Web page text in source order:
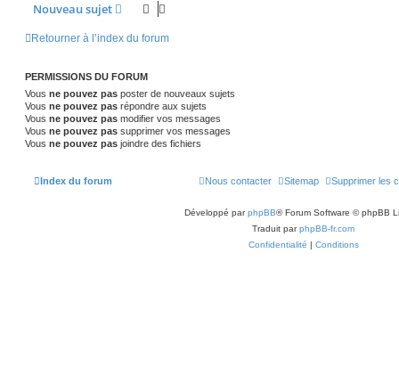
Nouveau sujet
Retourner à l’index du forum
PERMISSIONS DU FORUM
Vous ne pouvez pas poster de nouveaux sujets
Vous ne pouvez pas répondre aux sujets
Vous ne pouvez pas modifier vos messages
Vous ne pouvez pas supprimer vos messages
Vous ne pouvez pas joindre des fichiers
Index du forum Supprimer les
Sitemap
Nous contacter
Développé parphpBB® Forum Software © phpBB
Traduit parphpBB-fr.com
Confidentialité | Conditions